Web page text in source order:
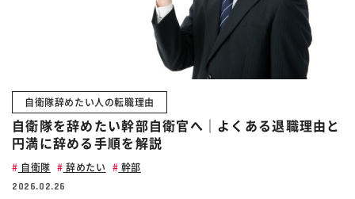
自衛隊辞めたい人の転職理由
自衛隊を辞めたい幹部自衛官へ｜よくある退職理由と
円満に辞める手順を解説
自衛隊 辞めたい 幹部
2026.02.26